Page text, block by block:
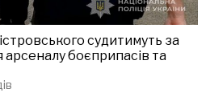
судитимуть за
арсеналу боєприпасів та